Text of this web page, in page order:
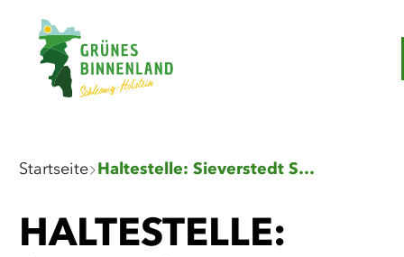
Sie
sind
Startseite Haltestelle: Sieverstedt Süderschmedebyholz
HALTESTELLE: